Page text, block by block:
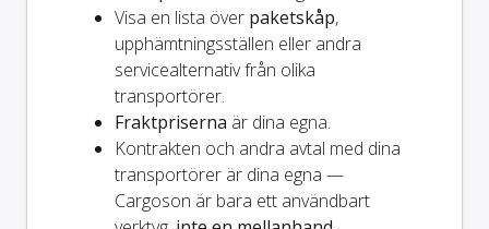
Visa en lista över paketskåp,
upphämtningsställen eller andra
servicealternativ från olika
transportörer.
Fraktpriserna är dina egna.
Kontrakten och andra avtal med dina
transportörer är dina egna —
Cargoson är bara ett användbart